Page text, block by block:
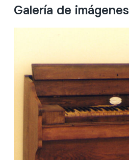
Galería de imágenes